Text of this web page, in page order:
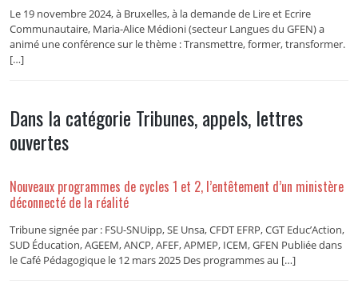
Le 19 novembre 2024, à Bruxelles, à la demande de Lire et Ecrire
Communautaire, Maria-Alice Médioni (secteur Langues du GFEN) a
animé une conférence sur le thème : Transmettre, former, transformer.
[…]
Dans la catégorie Tribunes, appels, lettres
ouvertes
Nouveaux programmes de cycles 1 et 2, l’entêtement d’un ministère
déconnecté de la réalité
Tribune signée par : FSU-SNUipp, SE Unsa, CFDT EFRP, CGT Educ’Action,
SUD Éducation, AGEEM, ANCP, AFEF, APMEP, ICEM, GFEN Publiée dans
le Café Pédagogique le 12 mars 2025 Des programmes au […]